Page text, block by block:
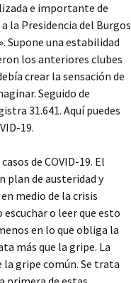
e importante de
la Presidencia del Burgos
Supone una estabilidad
los anteriores clubes
crear la sensación de
Seguido de
31.641. Aquí puedes
19.
de COVID-19. El
plan de austeridad y
medio de la crisis
o leer que esto
en lo que obliga la
más que la gripe. La
la gripe común. Se trata